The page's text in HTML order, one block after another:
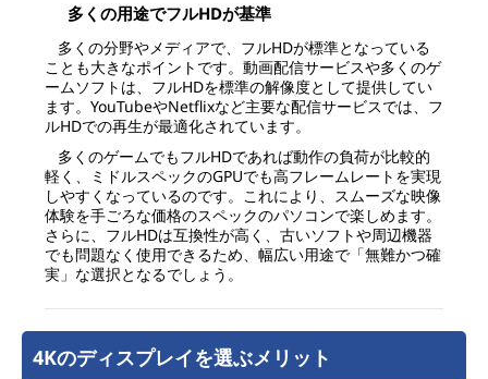
多くの用途でフルHDが基準
多くの分野やメディアで、フルHDが標準となっている
ことも大きなポイントです。動画配信サービスや多くのゲ
ームソフトは、フルHDを標準の解像度として提供してい
ます。YouTubeやNetflixなど主要な配信サービスでは、フ
ルHDでの再生が最適化されています。
多くのゲームでもフルHDであれば動作の負荷が比較的
軽く、ミドルスペックのGPUでも高フレームレートを実現
しやすくなっているのです。これにより、スムーズな映像
体験を手ごろな価格のスペックのパソコンで楽しめます。
さらに、フルHDは互換性が高く、古いソフトや周辺機器
でも問題なく使用できるため、幅広い用途で「無難かつ確
実」な選択となるでしょう。
4Kのディスプレイを選ぶメリット